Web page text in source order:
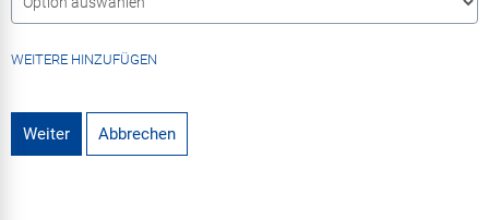
WEITERE HINZUFÜGEN
Weiter Abbrechen